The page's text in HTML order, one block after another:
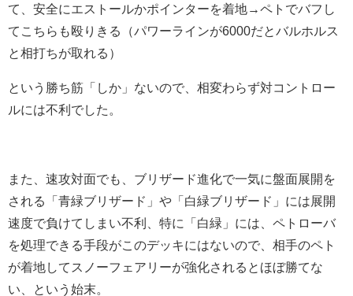
て、安全にエストールかポインターを着地→ペトでバフし
てこちらも殴りきる（パワーラインが6000だとバルホルス
と相打ちが取れる）
という勝ち筋「しか」ないので、相変わらず対コントロー
ルには不利でした。
また、速攻対面でも、ブリザード進化で一気に盤面展開を
される「青緑ブリザード」や「白緑ブリザード」には展開
速度で負けてしまい不利、特に「白緑」には、ペトローバ
を処理できる手段がこのデッキにはないので、相手のペト
が着地してスノーフェアリーが強化されるとほぼ勝てな
い、という始末。